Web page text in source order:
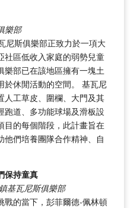
樂部
尼斯俱樂部正致力於一項大
社區低收入家庭的弱勢兒童
樂部已在該地區擁有一塊土
於休閒活動的空間。 基瓦尼
人工草皮、圍欄、大門及其
跑道、多功能球場及滑板設
目的每個階段，此計畫旨在
們培養團隊合作精神、自
保持童真
基瓦尼斯俱樂部
戰的當下，彭菲爾德-佩林頓